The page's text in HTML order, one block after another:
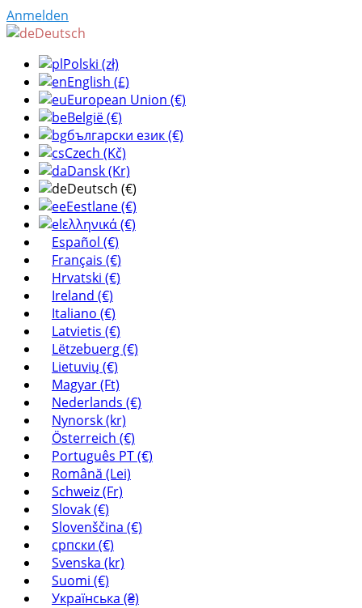
Anmelden
Deutsch
Polski (zł)
English (£)
European Union (€)
België (€)
български език (€)
Czech (Kč)
Dansk (Kr)
Deutsch (€)
Eestlane (€)
ελληνικά (€)
Español (€)
Français (€)
Hrvatski (€)
Ireland (€)
Italiano (€)
Latvietis (€)
Lëtzebuerg (€)
Lietuvių (€)
Magyar (Ft)
Nederlands (€)
Nynorsk (kr)
Österreich (€)
Português PT (€)
Română (Lei)
Schweiz (Fr)
Slovak (€)
Slovenščina (€)
српски (€)
Svenska (kr)
Suomi (€)
Українська (₴)